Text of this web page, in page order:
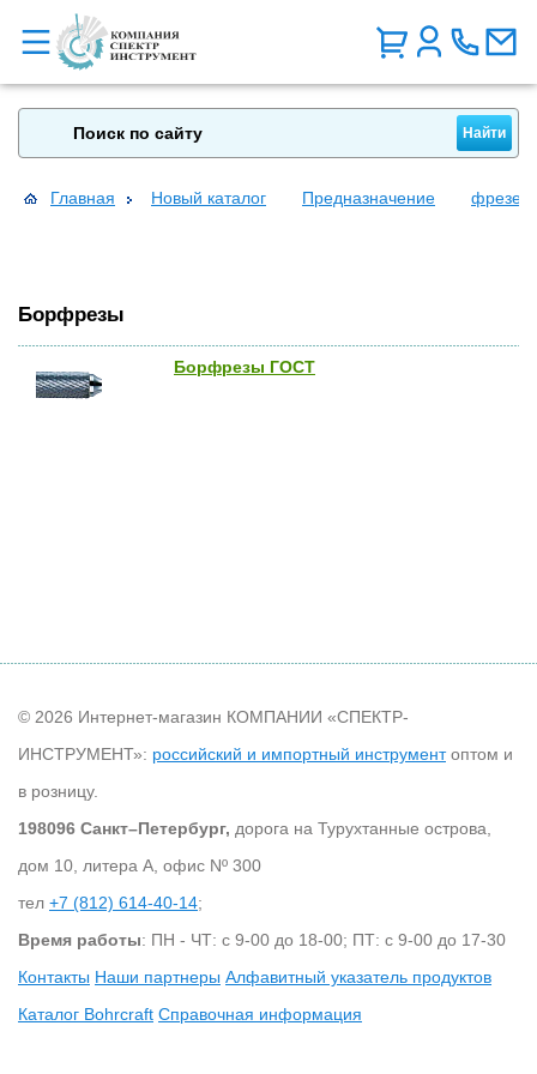
Главная Новый каталог Предназначение
Борфрезы
Борфрезы ГОСТ
© 2026 Интернет-магазин КОМПАНИИ «СПЕКТР-
ИНСТРУМЕНТ»: российский и импортный инструментоптом и
в розницу.
198096 Санкт–Петербург, дорога на Турухтанные острова,
дом 10, литера А, офис Nº 300
тел +7 (812) 614-40-14;
Время работы: ПН - ЧТ: с 9-00 до 18-00; ПТ: с 9-00 до 17-30
Контакты Наши партнеры Алфавитный указатель продуктов
Каталог Bohrcraft Справочная информация